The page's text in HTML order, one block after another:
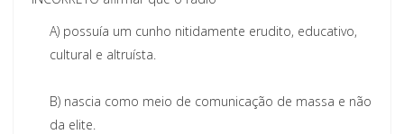
A) possuía um cunho nitidamente erudito, educativo,
cultural e altruísta.
B) nascia como meio de comunicação de massa e não
da elite.